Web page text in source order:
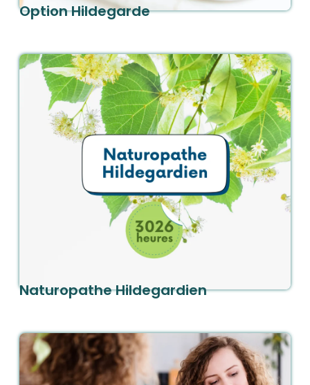
Option Hildegarde
En savoir plus
Commander
Naturopathe Hildegardien
En savoir plus
Commander